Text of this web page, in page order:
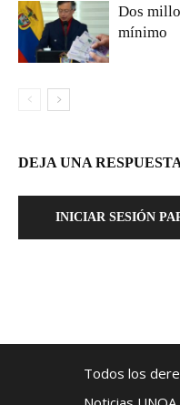
Dos
mínimo
DEJA UNA
INICIAR SESIÓN
Todos los